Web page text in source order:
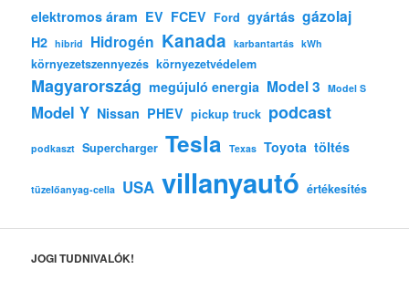
elektromos áram EV FCEV Ford gyártás gázolaj
H2 hibrid Hidrogén Kanada karbantartás kWh
környezetszennyezés környezetvédelem
Magyarország megújuló energia Model 3 Model S
Model Y Nissan PHEV pickup truck podcast
podkaszt Supercharger Tesla Texas Toyota töltés
tüzelőanyag-cella USA villanyautó értékesítés
JOGI TUDNIVALÓK!